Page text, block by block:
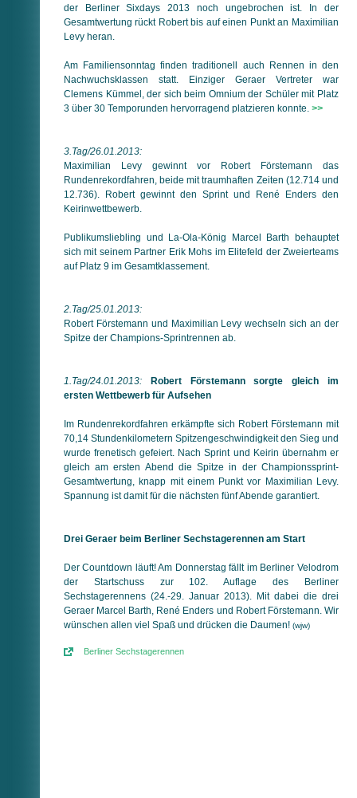
der Berliner Sixdays 2013 noch ungebrochen ist. In der
Gesamtwertung rückt Robert bis auf einen Punkt an Maximilian
Levy heran.
Am Familiensonntag finden traditionell auch Rennen in den
Nachwuchsklassen statt. Einziger Geraer Vertreter war
Clemens Kümmel, der sich beim Omnium der Schüler mit Platz
3 über 30 Temporunden hervorragend platzieren konnte. >>
3.Tag/26.01.2013:
Maximilian Levy gewinnt vor Robert Förstemann das
Rundenrekordfahren, beide mit traumhaften Zeiten (12.714 und
12.736). Robert gewinnt den Sprint und René Enders den
Keirinwettbewerb.
Publikumsliebling und La-Ola-König Marcel Barth behauptet
sich mit seinem Partner Erik Mohs im Elitefeld der Zweierteams
auf Platz 9 im Gesamtklassement.
2.Tag/25.01.2013:
Robert Förstemann und Maximilian Levy wechseln sich an der
Spitze der Champions-Sprintrennen ab.
1.Tag/24.01.2013:
Robert Förstemann sorgte gleich im
ersten Wettbewerb für Aufsehen
Im Rundenrekordfahren erkämpfte sich Robert Förstemann mit
70,14 Stundenkilometern Spitzengeschwindigkeit den Sieg und
wurde frenetisch gefeiert. Nach Sprint und Keirin übernahm er
gleich am ersten Abend die Spitze in der Championssprint-
Gesamtwertung, knapp mit einem Punkt vor Maximilian Levy.
Spannung ist damit für die nächsten fünf Abende garantiert.
Drei Geraer beim Berliner Sechstagerennen am Start
Der Countdown läuft! Am Donnerstag fällt im Berliner Velodrom
der Startschuss zur 102. Auflage des Berliner
Sechstagerennens (24.-29. Januar 2013). Mit dabei die drei
Geraer Marcel Barth, René Enders und Robert Förstemann. Wir
wünschen allen viel Spaß und drücken die Daumen! (wjw)
Berliner Sechstagerennen